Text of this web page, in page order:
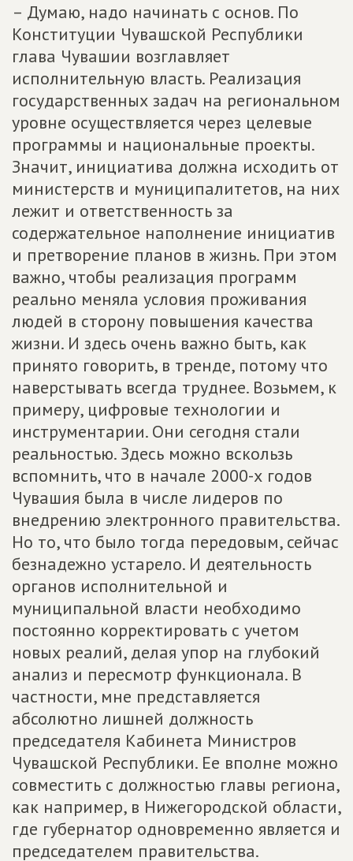
– Думаю, надо начинать с основ. По
Конституции Чувашской Республики
глава Чувашии возглавляет
исполнительную власть. Реализация
государственных задач на региональном
уровне осуществляется через целевые
программы и национальные проекты.
Значит, инициатива должна исходить от
министерств и муниципалитетов, на них
лежит и ответственность за
содержательное наполнение инициатив
и претворение планов в жизнь. При этом
важно, чтобы реализация программ
реально меняла условия проживания
людей в сторону повышения качества
жизни. И здесь очень важно быть, как
принято говорить, в тренде, потому что
наверстывать всегда труднее. Возьмем, к
примеру, цифровые технологии и
инструментарии. Они сегодня стали
реальностью. Здесь можно вскользь
вспомнить, что в начале 2000-х годов
Чувашия была в числе лидеров по
внедрению электронного правительства.
Но то, что было тогда передовым, сейчас
безнадежно устарело. И деятельность
органов исполнительной и
муниципальной власти необходимо
постоянно корректировать с учетом
новых реалий, делая упор на глубокий
анализ и пересмотр функционала. В
частности, мне представляется
абсолютно лишней должность
председателя Кабинета Министров
Чувашской Республики. Ее вполне можно
совместить с должностью главы региона,
как например, в Нижегородской области,
где губернатор одновременно является и
председателем правительства.